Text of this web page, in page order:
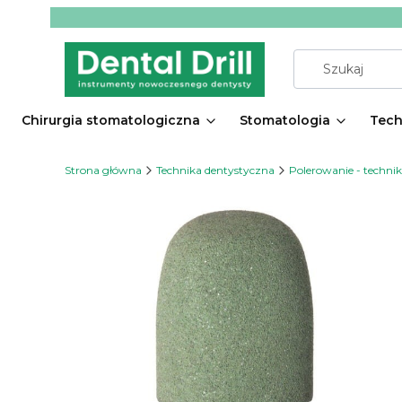
Chirurgia stomatologiczna Stomatologia
Strona główna Technika dentystyczna Polerowanie -